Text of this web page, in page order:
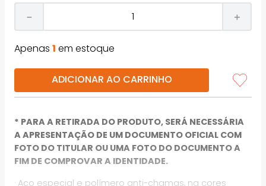
＋
－
Apenas 1 em estoque
ADICIONAR AO CARRINHO
* PARA A RETIRADA DO PRODUTO, SERÁ NECESSÁRIA
A APRESENTAÇÃO DE UM DOCUMENTO OFICIAL COM
FOTO DO TITULAR OU UMA FOTO DO DOCUMENTO A
FIM DE COMPROVAR A IDENTIDADE.
· Aço especial e polímero anti-chamas, na cores